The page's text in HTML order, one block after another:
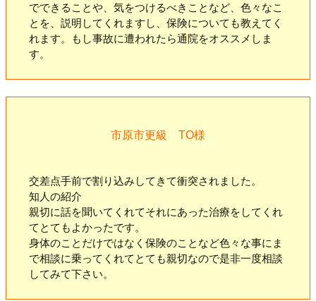
でできることや、気をつけるべきことなど、色々なこ
とを、説明してくれますし、保険についても教えてく
れます。もし事故に遭われたら通院をオススメしま
す。
市原市更級 TO様
交差点手前で割り込みしてきて衝突されました。
知人の紹介
親切に話を聞いてくれてそれにあった治療をしてくれ
てとてもよかったです。
身体のことだけではなく保険のことなど色々な事にま
で相談に乗ってくれてとても親切なので是非一度相談
してみて下さい。